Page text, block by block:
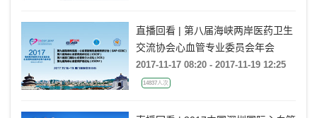
直播回看 | 第八届海峡两岸医药卫生
交流协会心血管专业委员会年会
2017-11-17 08:20 - 2017-11-19 12:25
14837人次